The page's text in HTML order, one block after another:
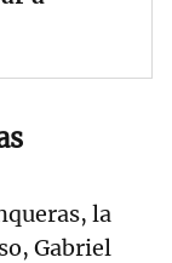
la
Gabriel